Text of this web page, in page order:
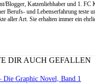
Blogger, Katzenliebhaber und 1. FC
Berufs- und Lebenserfahrung teste
aller Art. Sie erhalten immer ein
DIR AUCH GEFALLEN
Die Graphic Novel, Band 1